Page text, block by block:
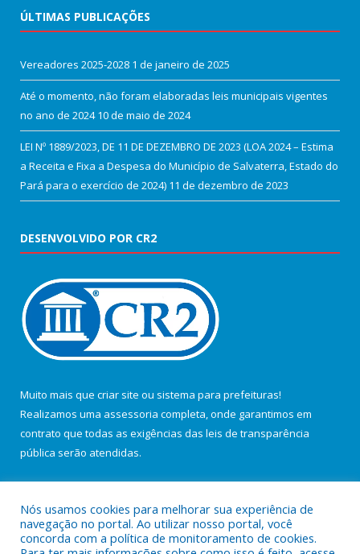
ÚLTIMAS PUBLICAÇÕES
Vereadores 2025-2028 1 de janeiro de 2025
Até o momento, não foram elaboradas leis municipais vigentes
no ano de 2024 10 de maio de 2024
LEI Nº 1889/2023, DE 11 DE DEZEMBRO DE 2023 (LOA 2024 – Estima
a Receita e Fixa a Despesa do Município de Salvaterra, Estado do
Pará para o exercício de 2024) 11 de dezembro de 2023
DESENVOLVIDO POR CR2
Muito mais que criar site ou sistema para prefeituras!
Realizamos uma assessoria completa, onde garantimos em
contrato que todas as exigências das leis de transparência
pública serão atendidas.
Nós usamos cookies para melhorar sua experiência de
navegação no portal. Ao utilizar nosso portal, você
concorda com a política de monitoramento de cookies.